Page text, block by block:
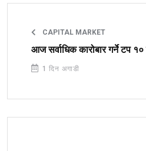
CAPITAL MARKET
आज सर्वाधिक कारोबार गर्ने टप
1 दिन अगाडी